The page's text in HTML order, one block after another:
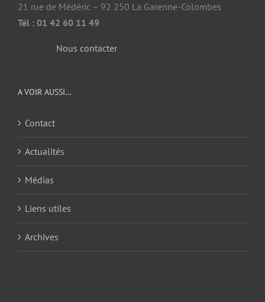
21 rue de Médéric – 92 250 La Garenne-Colombes
Tél : 01 42 60 11 49
Nous contacter
A VOIR AUSSI…
Contact
Actualités
Médias
Liens utiles
Archives